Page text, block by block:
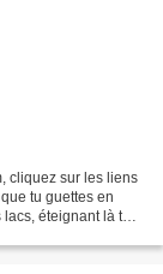
cliquez sur les liens
tu guettes en
éteignant là ta